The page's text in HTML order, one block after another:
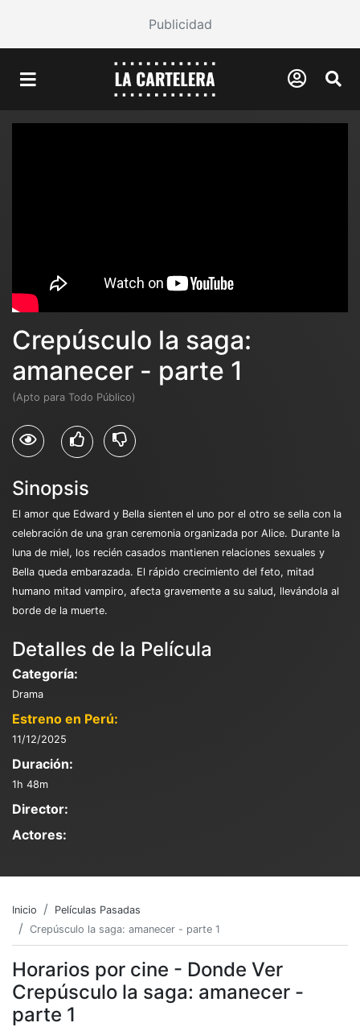
Publicidad
Crepúsculo la saga:
amanecer - parte 1
(Apto para Todo Público)
Sinopsis
El amor que Edward y Bella sienten el uno por el otro se sella con la
celebración de una gran ceremonia organizada por Alice. Durante la
luna de miel, los recién casados mantienen relaciones sexuales y
Bella queda embarazada. El rápido crecimiento del feto, mitad
humano mitad vampiro, afecta gravemente a su salud, llevándola al
borde de la muerte.
Detalles de la Película
Categoría:
Drama
Estreno en Perú:
11/12/2025
Duración:
1h 48m
Director:
Actores:
Inicio
Películas Pasadas
Crepúsculo la saga: amanecer - parte 1
Horarios por cine - Donde Ver
Crepúsculo la saga: amanecer -
parte 1